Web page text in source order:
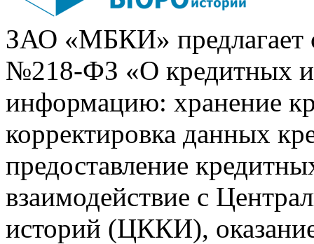
ЗАО «МБКИ» предлагает
№218-ФЗ «О кредитных
информацию: хранение
корректировка данных
предоставление
взаимодействие с
историй (ЦККИ),